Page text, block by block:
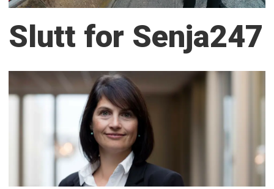
Slutt for Senja247